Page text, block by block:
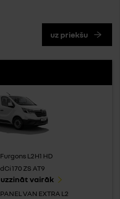
uz priekšu
Furgons L2H1 HD
dCi 170 ZS AT9
uzzināt vairāk
PANEL VAN EXTRA L2